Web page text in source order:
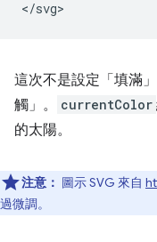
這次不是設定「填滿」
觸」 。 currentColor
的太陽。
注意： 圖示 SVG 來自
過微調。